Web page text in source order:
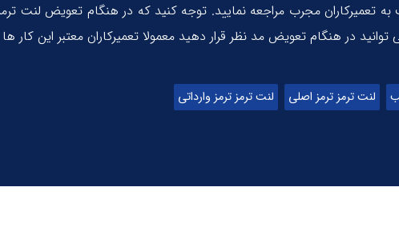
تعمیرکاران مجرب مراجعه نمایید. توجه کنید که در هنگام تعویض لنت
در هنگام تعویض مد نظر قرار دهید معمولا تعمیرکاران معتبر این کار
لنت ترمز ترمز اصلی
لنت ترمز ترمز وارداتی